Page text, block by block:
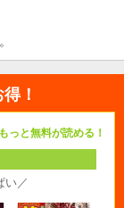
！
もっと無料が読める！
い／